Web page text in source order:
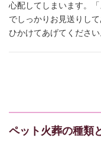
心配してしまいます。
でしっかりお見送りし
ひかけてあげてください
ペット火葬の種類